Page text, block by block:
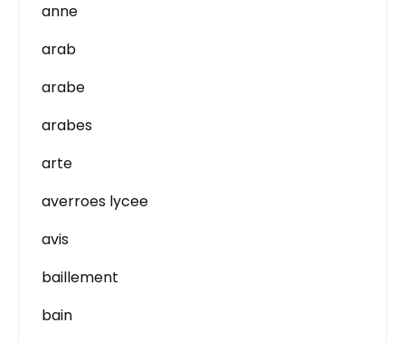
anne
arab
arabe
arabes
arte
averroes lycee
avis
baillement
bain